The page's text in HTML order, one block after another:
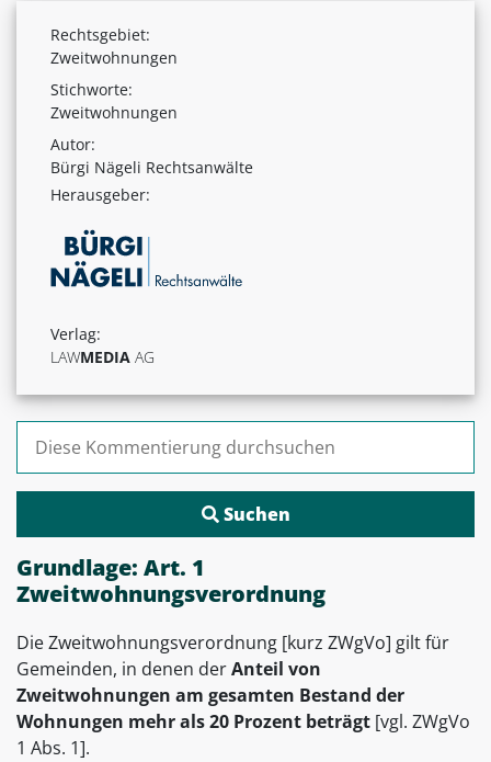
Rechtsgebiet:
Zweitwohnungen
Stichworte:
Zweitwohnungen
Autor:
Bürgi Nägeli Rechtsanwälte
Herausgeber:
Verlag:
LAWMEDIA AG
Suchen nach:
Grundlage: Art. 1
Zweitwohnungsverordnung
Die Zweitwohnungsverordnung [kurz ZWgVo] gilt für
Gemeinden, in denen derAnteil von
Zweitwohnungen am gesamten Bestand der
Wohnungen mehr als 20 Prozent beträgt [vgl. ZWgVo
1 Abs. 1].